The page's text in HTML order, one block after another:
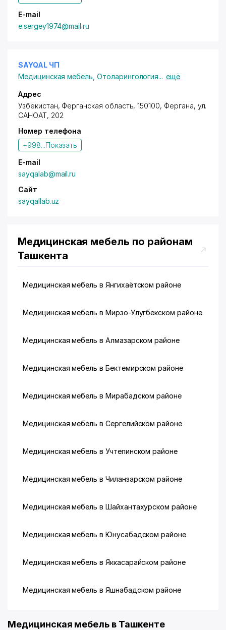
E-mail
e.sergey1974@mail.ru
SAYQAL ЧП
Медицинская мебель ,Отоларингология... ещё
Адрес
Узбекистан, Ферганская область, 150100, Фергана, ул.
САНОАТ, 202
Номер телефона
+998...Показать
E-mail
sayqalab@mail.ru
Сайт
sayqallab.uz
Медицинская мебель по районам
Ташкента
Медицинская мебель в Янгихаётском районе
Медицинская мебель в Мирзо-Улугбекском районе
Медицинская мебель в Алмазарском районе
Медицинская мебель в Бектемирском районе
Медицинская мебель в Мирабадском районе
Медицинская мебель в Сергелийском районе
Медицинская мебель в Учтепинском районе
Медицинская мебель в Чиланзарском районе
Медицинская мебель в Шайхантахурском районе
Медицинская мебель в Юнусабадском районе
Медицинская мебель в Яккасарайском районе
Медицинская мебель в Яшнабадском районе
Медицинская мебель в Ташкенте